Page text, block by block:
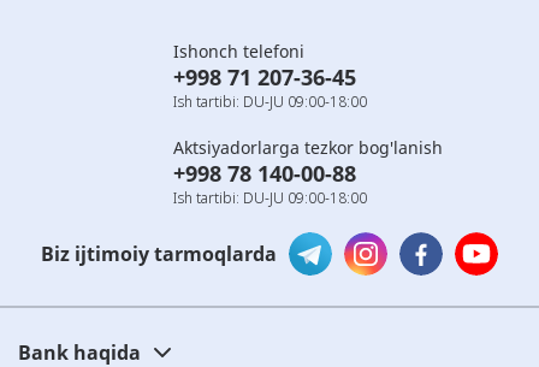
Ishonch telefoni
+998 71 207-36-45
Ish tartibi: DU-JU 09:00-18:00
Aktsiyadorlarga tezkor bog'lanish
+998 78 140-00-88
Ish tartibi: DU-JU 09:00-18:00
Biz ijtimoiy tarmoqlarda
Bank haqida